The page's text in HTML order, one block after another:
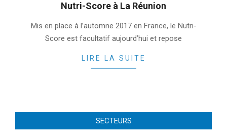
Nutri-Score à La Réunion
01-
Mis en place à l’automne 2017 en France, le Nutri-
Score est facultatif aujourd’hui et repose
LIRE LA SUITE
SECTEURS